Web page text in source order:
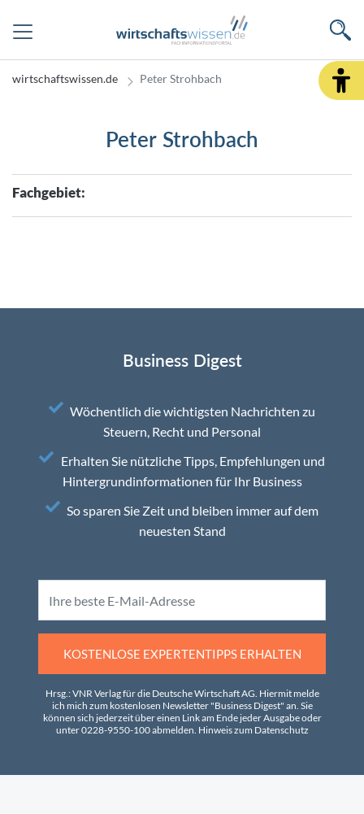
wirtschaftswissen.de Peter Strohbach
Peter Strohbach
Fachgebiet:
Business Digest
Wöchentlich die wichtigsten Nachrichten zu
Steuern, Recht und Personal
Erhalten Sie nützliche Tipps, Empfehlungen und
Hintergrundinformationen für Ihr Business
So sparen Sie Zeit und bleiben immer auf dem
neuesten Stand
KOSTENLOSE EXPERTENTIPPS ERHALTEN
Hrsg.: VNR Verlag für die Deutsche Wirtschaft AG. Hiermit melde
ich mich zum kostenlosen Newsletter "Business Digest" an. Sie
können sich jederzeit über einen Link am Ende jeder Ausgabe oder
unter 0228-9550-100 abmelden. Hinweis zum Datenschutz